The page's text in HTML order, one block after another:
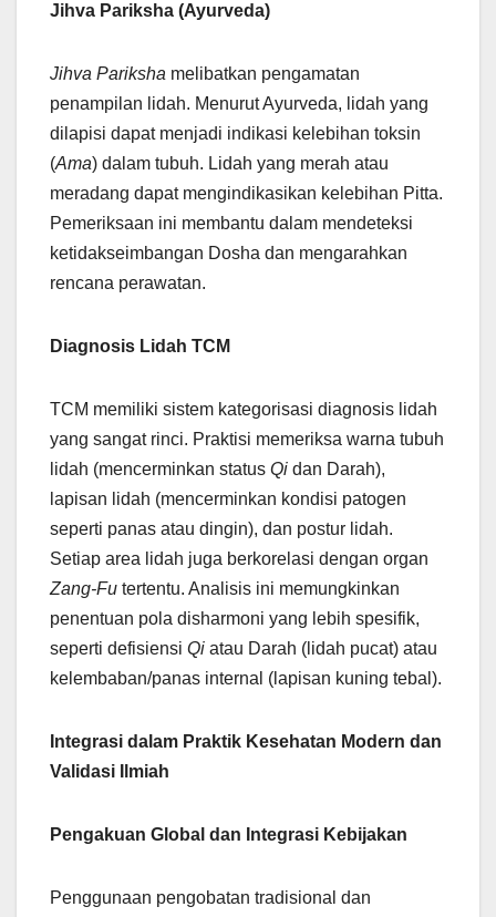
Jihva Pariksha (Ayurveda)
Jihva Pariksha melibatkan pengamatan
penampilan lidah. Menurut Ayurveda, lidah yang
dilapisi dapat menjadi indikasi kelebihan toksin
(Ama) dalam tubuh. Lidah yang merah atau
meradang dapat mengindikasikan kelebihan Pitta.
Pemeriksaan ini membantu dalam mendeteksi
ketidakseimbangan Dosha dan mengarahkan
rencana perawatan.
Diagnosis Lidah TCM
TCM memiliki sistem kategorisasi diagnosis lidah
yang sangat rinci. Praktisi memeriksa warna tubuh
lidah (mencerminkan status Qi dan Darah),
lapisan lidah (mencerminkan kondisi patogen
seperti panas atau dingin), dan postur lidah.
Setiap area lidah juga berkorelasi dengan organ
Zang-Fu tertentu. Analisis ini memungkinkan
penentuan pola disharmoni yang lebih spesifik,
seperti defisiensi Qi atau Darah (lidah pucat) atau
kelembaban/panas internal (lapisan kuning tebal).
Integrasi dalam Praktik Kesehatan Modern dan
Validasi Ilmiah
Pengakuan Global dan Integrasi Kebijakan
Penggunaan pengobatan tradisional dan